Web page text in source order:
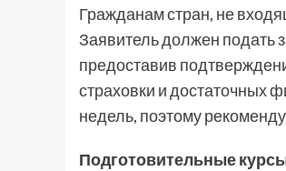
Гражданам стран, не
Заявитель должен подать
предоставив
страховки и достаточных
недель, поэтому
Подготовительные